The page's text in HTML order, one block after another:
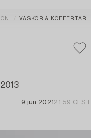
VÄSKOR & KOFFERTAR
9 jun 2021 21:59 CEST